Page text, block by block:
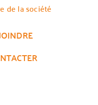
de la société